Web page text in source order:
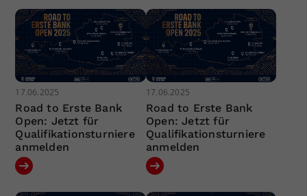
17.06.2025
Road to Erste Bank
Open: Jetzt für
Qualifikationsturniere
anmelden
17.06.2025
Road to Erste Bank
Open: Jetzt für
Qualifikationsturniere
anmelden